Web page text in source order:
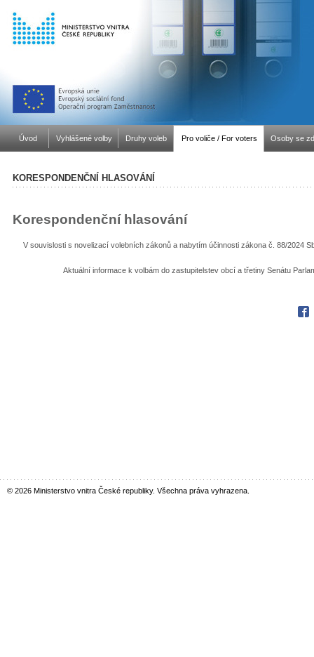
Úvod Vyhlášené volby Druhy voleb Pro voliče / For voters Osoby se
KORESPONDENČNÍ HLASOVÁNÍ
Korespondenční hlasování
V souvislosti s novelizací volebních zákonů a nabytím účinnosti zákona č. 88/2024
Aktuální informace k volbám do zastupitelstev obcí a třetiny Senátu
© 2026 Ministerstvo vnitra České republiky. Všechna práva vyhrazena.